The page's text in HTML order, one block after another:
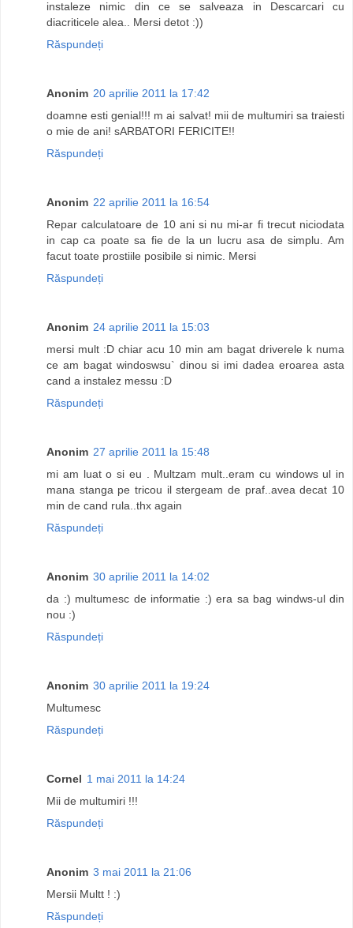
instaleze nimic din ce se salveaza in Descarcari cu
diacriticele alea.. Mersi detot :))
Răspundeți
Anonim 20 aprilie 2011 la 17:42
doamne esti genial!!! m ai salvat! mii de multumiri sa traiesti
o mie de ani! sARBATORI FERICITE!!
Răspundeți
Anonim 22 aprilie 2011 la 16:54
Repar calculatoare de 10 ani si nu mi-ar fi trecut niciodata
in cap ca poate sa fie de la un lucru asa de simplu. Am
facut toate prostiile posibile si nimic. Mersi
Răspundeți
Anonim 24 aprilie 2011 la 15:03
mersi mult :D chiar acu 10 min am bagat driverele k numa
ce am bagat windoswsu` dinou si imi dadea eroarea asta
cand a instalez messu :D
Răspundeți
Anonim 27 aprilie 2011 la 15:48
mi am luat o si eu . Multzam mult..eram cu windows ul in
mana stanga pe tricou il stergeam de praf..avea decat 10
min de cand rula..thx again
Răspundeți
Anonim 30 aprilie 2011 la 14:02
da :) multumesc de informatie :) era sa bag windws-ul din
nou :)
Răspundeți
Anonim 30 aprilie 2011 la 19:24
Multumesc
Răspundeți
Cornel 1 mai 2011 la 14:24
Mii de multumiri !!!
Răspundeți
Anonim 3 mai 2011 la 21:06
Mersii Multt ! :)
Răspundeți